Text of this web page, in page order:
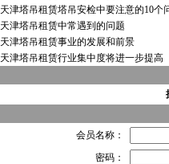
天津塔吊租赁塔吊安检中要注意的10个
天津塔吊租赁中常遇到的问题
天津塔吊租赁事业的发展和前景
天津塔吊租赁行业集中度将进一步提高
会员名称：
密码：